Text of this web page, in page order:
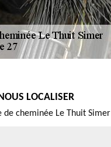
LOCALISER
de cheminée Le Thuit Simer